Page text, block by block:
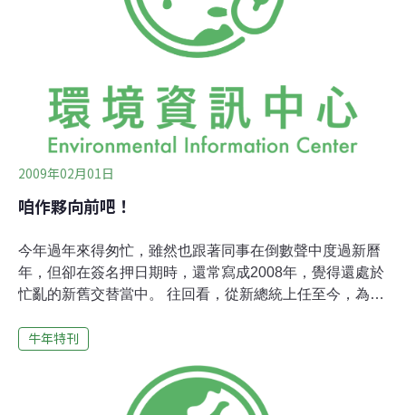
詞，他不連貫慢慢的敘述了一些細節：夏天給牛塗上泥巴
祛熱，燒稻草給牠趕蚊子，去收割的甘蔗田幫助，換回牠
最愛吃的甘蔗尾──但是現在少了，不少甘蔗田的收割改用
如果牛舍有小便，用乾土墊上，等等，等等，像是說不完
似的。 他說的神
2009年02月01日
咱作夥向前吧！
今年過年來得匆忙，雖然也跟著同事在倒數聲中度過新曆
年，但卻在簽名押日期時，還常寫成2008年，覺得還處於
忙亂的新舊交替當中。 往回看，從新總統上任至今，為了
在過年期間趕著出爐，擴大內需、農村再生條例、農路的
賦的減免….等，簡直如同過年的煙火一樣，讓人目不暇
給，也讓許多社運團體不知所措。擔心這些方案，如同煙
牛年特刊